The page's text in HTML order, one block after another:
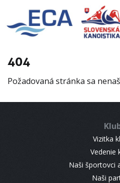
404
Požadovaná stránka sa
Vizitka
Vedenie
Naši športovci
Naši
INFO